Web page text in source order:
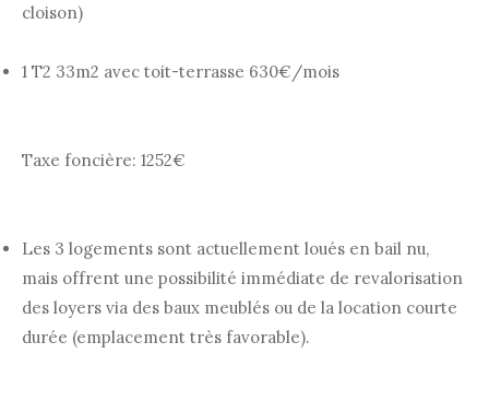
cloison)
1 T2 33m2 avec toit-terrasse 630€/mois
Taxe foncière: 1252€
Les 3 logements sont actuellement loués en bail nu,
mais offrent une possibilité immédiate de revalorisation
des loyers via des baux meublés ou de la location courte
durée (emplacement très favorable).